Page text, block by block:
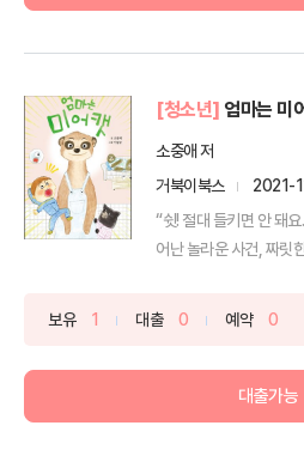
[청소년] 엄마는 미
소중애 저
거북이북스
2021-
“쉿! 절대 들키면 안 돼
어난 놀라운 사건, 짜릿
보유 1 대출 0 예약 0
대출가능